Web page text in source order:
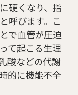
硬くなり、指
呼びます。こ
で血管が圧迫
て起こる生理
酸などの代謝
的に機能不全